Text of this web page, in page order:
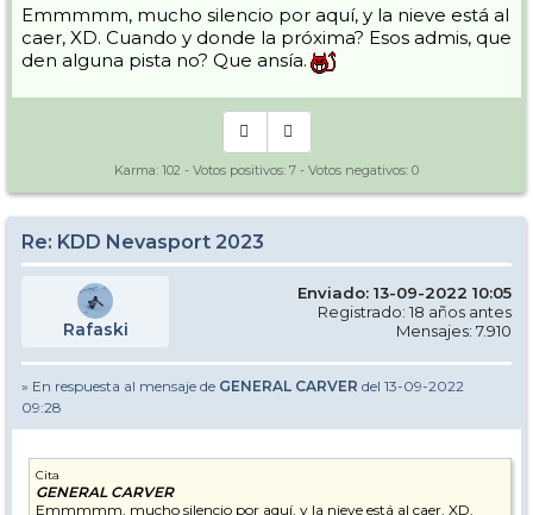
Emmmmm, mucho silencio por aquí, y la nieve está al
caer, XD. Cuando y donde la próxima? Esos admis, que
den alguna pista no? Que ansía.
Karma: 102 - Votos positivos: 7 - Votos negativos: 0
Re: KDD Nevasport 2023
Rafaski
Enviado: 13-09-2022 10:05
Registrado: 18 años antes
Mensajes: 7.910
» En respuesta al mensaje de GENERAL CARVER del 13-09-2022
09:28
Cita
GENERAL CARVER
Emmmmm, mucho silencio por aquí, y la nieve está al caer, XD.